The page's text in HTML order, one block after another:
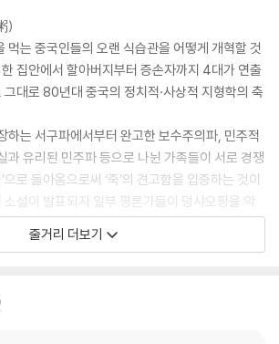
)
먹는 중국인들의 오랜 식습관을 어떻게 개혁할 것
집안에서 할아버지부터 증손자까지 4대가 연출
대로 80년대 중국의 정치적·사상적 지형학의 축
하는 서구파에서부터 완고한 보수주의파, 민주적
과 유리된 민주파 등으로 나뉜 가족들이 서로 경쟁
으로 돌아옴으로써 ‘죽’의 견고함을 입증하는 것이
소설이 발표되자 일부 평론가들이 덩샤오핑을 악
라면서 공격하여 문학적·정치적으로 큰 파문이 일
가 종결된 직후인 데다가 왕멍이 그 사건과 관련
그토록 민감한 파장을 일으킨 것은 그만큼 80년
줄거리 더보기